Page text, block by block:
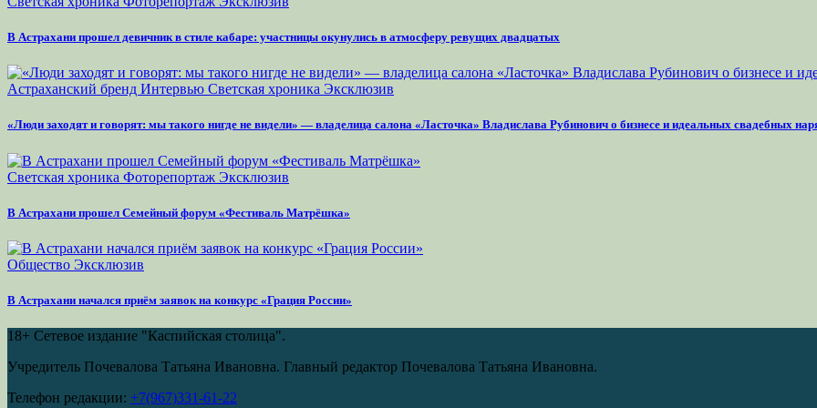
В Астрахани прошел девичник в стиле кабаре: участницы окунулись в атмосферу ревущих двадцатых
Астраханский бренд Интервью Светская хроника Эксклюзив
«Люди заходят и говорят: мы такого нигде не видели» — владелица салона «Ласточка» Владислава Рубинович о бизнесе и идеальных свадебных
Светская хроника Фоторепортаж Эксклюзив
В Астрахани прошел Семейный форум «Фестиваль Матрёшка»
Общество Эксклюзив
В Астрахани начался приём заявок на конкурс «Грация России»
18+ Сетевое издание "Каспийская столица".
Учредитель Почевалова Татьяна Ивановна. Главный редактор Почевалова Татьяна Ивановна.
Телефон редакции: +7(967)331-61-22